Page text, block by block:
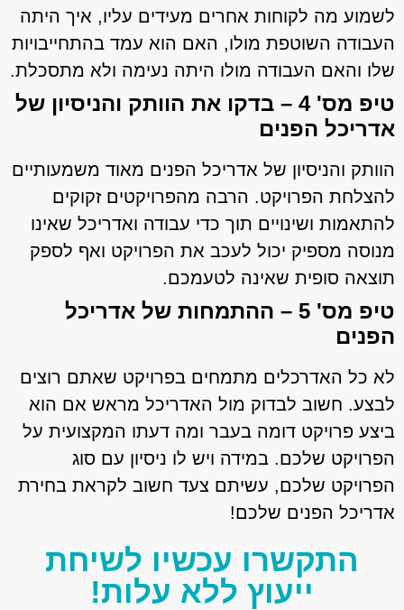
לשמוע מה לקוחות אחרים מעידים עליו, איך היתה
העבודה השוטפת מולו, האם הוא עמד בהתחייבויות
שלו והאם העבודה מולו היתה נעימה ולא מתסכלת.
טיפ מס' 4 – בדקו את הוותק והניסיון של
אדריכל הפנים
הוותק והניסיון של אדריכל הפנים מאוד משמעותיים
להצלחת הפרויקט. הרבה מהפרויקטים זקוקים
להתאמות ושינויים תוך כדי עבודה ואדריכל שאינו
מנוסה מספיק יכול לעכב את הפרויקט ואף לספק
תוצאה סופית שאינה לטעמכם.
טיפ מס' 5 – ההתמחות של אדריכל
הפנים​
לא כל האדרכלים מתמחים בפרויקט שאתם רוצים
לבצע. חשוב לבדוק מול האדריכל מראש אם הוא
ביצע פרויקט דומה בעבר ומה דעתו המקצועית על
הפרויקט שלכם. במידה ויש לו ניסיון עם סוג
הפרויקט שלכם, עשיתם צעד חשוב לקראת בחירת
אדריכל הפנים שלכם!
התקשרו עכשיו לשיחת
ייעוץ ללא עלות!